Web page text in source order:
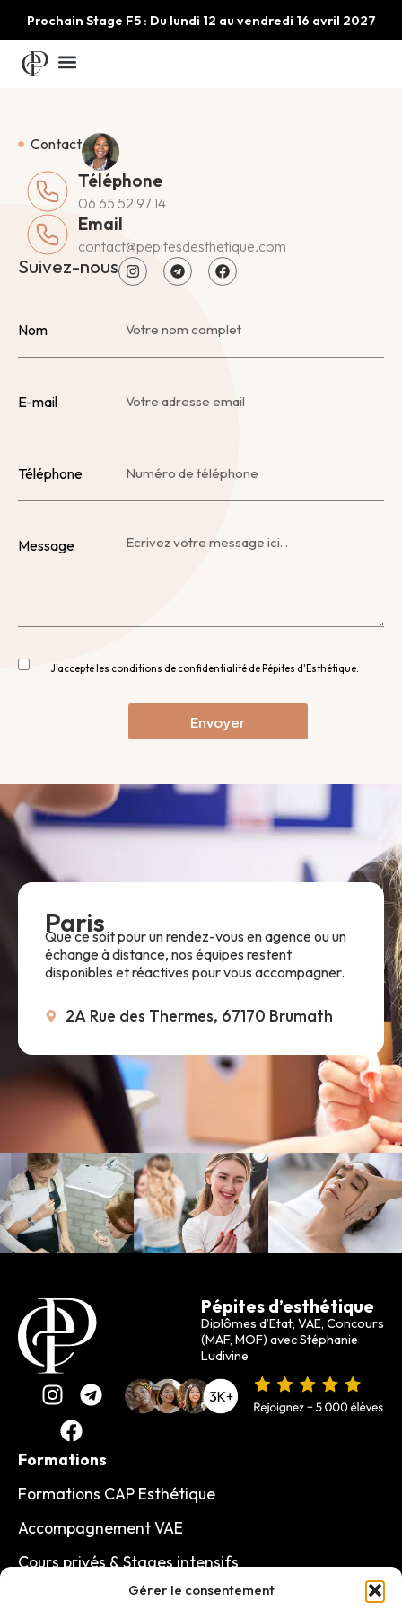
Gérer le consentement
Prochain Stage F5 : Du lundi 12 au vendredi 16 avril 2027
Contact
Téléphone
06 65 52 97 14
Email
contact@pepitesdesthetique.com
Suivez-nous
Nom
E-mail
Téléphone
Message
J'accepte les conditions de confidentialité de Pépites d'Esthétique.
Envoyer
Paris
Que ce soit pour un rendez-vous en agence ou un
échange à distance, nos équipes restent
disponibles et réactives pour vous accompagner.
2A Rue des Thermes, 67170 Brumath
Pépites d’esthétique
Diplômes d’Etat, VAE, Concours
(MAF, MOF) avec Stéphanie
Ludivine
Formations
Formations CAP Esthétique
Accompagnement VAE
Cours privés & Stages intensifs